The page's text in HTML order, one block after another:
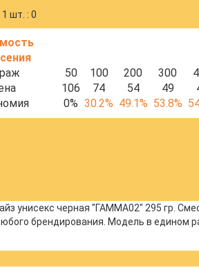
шт. : 0
50 100 200 300
106 74 54 49
0% 30.2% 49.1% 53.8%
унисекс черная "ГАММА02" 295 гр.
брендирования. Модель в едином